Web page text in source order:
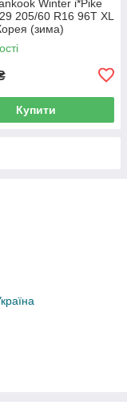
Winter i*Pike
205/60 R16 96T XL
(зима)
Купити